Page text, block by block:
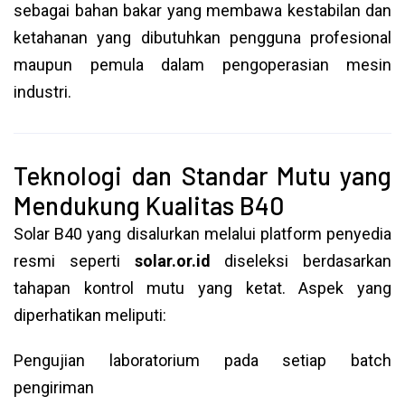
sebagai bahan bakar yang membawa kestabilan dan
ketahanan yang dibutuhkan pengguna profesional
maupun pemula dalam pengoperasian mesin
industri.
Teknologi dan Standar Mutu yang
Mendukung Kualitas B40
Solar B40 yang disalurkan melalui platform penyedia
resmi seperti solar.or.id
diseleksi berdasarkan
tahapan kontrol mutu yang ketat. Aspek yang
diperhatikan meliputi:
Pengujian laboratorium pada setiap batch
pengiriman